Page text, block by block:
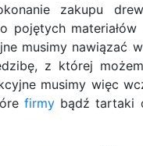
zakupu
pojętych
musimy nawiązać
z której
musimy więc
firmy bądź tartaki